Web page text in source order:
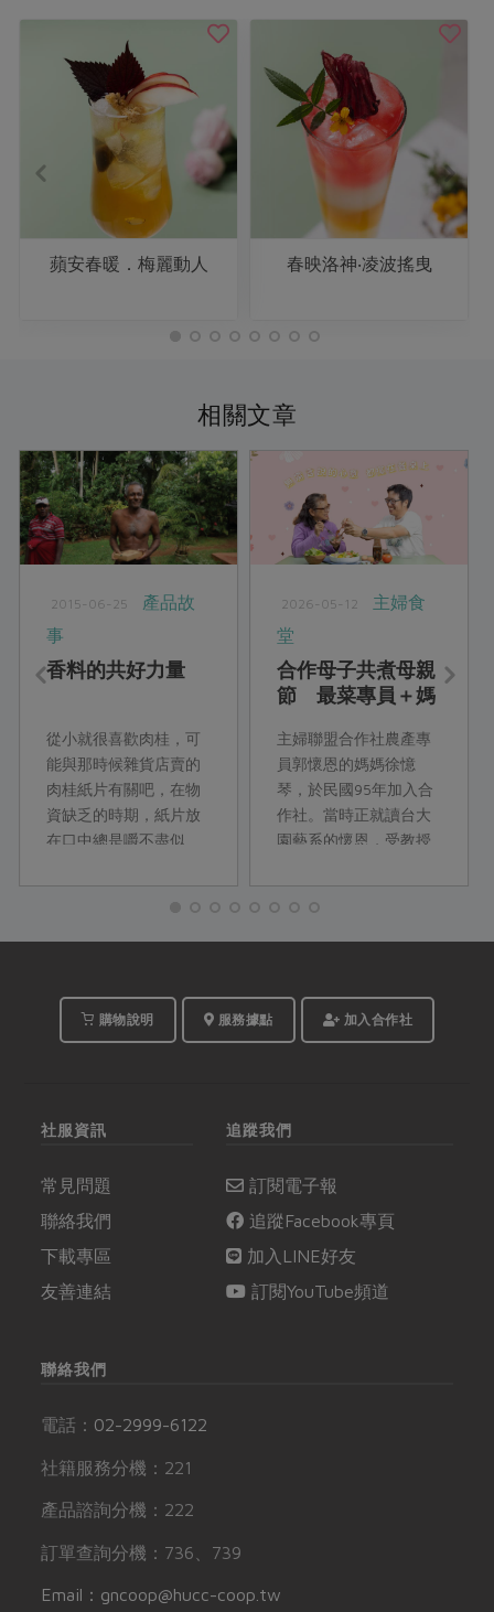
蘋安春暖．梅麗動人 春映洛神‧凌波搖曳
相關文章
2015-06-25
產品故
事
香料的共好力量
從小就很喜歡肉桂，可
能與那時候雜貨店賣的
肉桂紙片有關吧，在物
資缺乏的時期，紙片放
在口中總是嚼不盡似
孩童時期的一道祕境，
循著這一種氣味，二○一
四年七月，馥聚與主婦
2026-05-12
主婦食
堂
合作母子共煮母親
節 最菜專員＋媽
意 都擺在餐桌上
主婦聯盟合作社農產專
員郭懷恩的媽媽徐憶
琴，於民國95年加入合
作社。當時正就讀台大
園藝系的懷恩，受教授
到低硝酸鹽蔬菜的概
對健康格外重視，在都
的重要管道，讓一家人
開始重視飲食與農業之
購物說明 服務據點 加入合作社
社服資訊
常見問題
聯絡我們
下載專區
友善連結
追蹤我們
訂閱電子報
追蹤Facebook專頁
加入LINE好友
訂閱YouTube頻道
聯絡我們
電話： 02-2999-6122
社籍服務分機：221
產品諮詢分機：222
訂單查詢分機：736、739
Email：gncoop@hucc-coop.tw